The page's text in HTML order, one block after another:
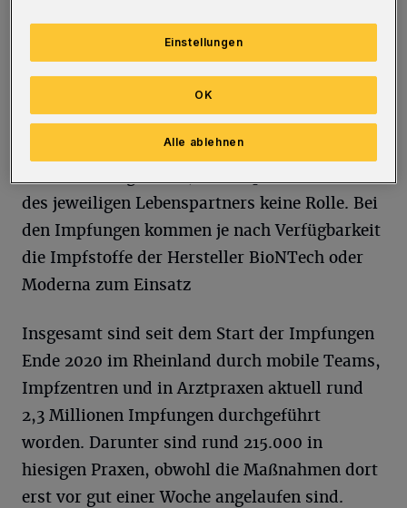
Die Terminbuchungen im Rheinland sind
unter der Telefon-Hotline 0800 116 117 01 oder
über das Portal der Kassenärztlichen
Vereinigung (KV) möglich:termin.corona-
. Paarbuchungen sind ebenso
des jeweiligen Lebenspartners keine Rolle. Bei
den Impfungen kommen je nach Verfügbarkeit
die Impfstoffe der Hersteller BioNTech oder
Moderna zum Einsatz
Insgesamt sind seit dem Start der Impfungen
Ende 2020 im Rheinland durch mobile Teams,
Impfzentren und in Arztpraxen aktuell rund
2,3 Millionen Impfungen durchgeführt
worden. Darunter sind rund 215.000 in
hiesigen Praxen, obwohl die Maßnahmen dort
erst vor gut einer Woche angelaufen sind.
Einstellungen
Alle ablehnen
OK